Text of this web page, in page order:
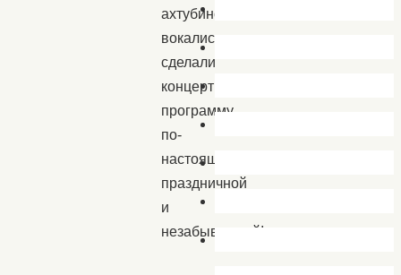
ахтубинских
вокалисток
сделали
концертную
программу
по-
настоящему
праздничной
и
незабываемой!